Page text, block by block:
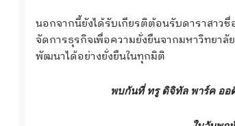
นอกจากนี้ยังได้รับเกียรติต้อนรับดาราสาว
จัดการธุรกิจเพื่อความยั่งยืนจากมหาวิทยาลั
พัฒนาได้อย่างยั่งยืนในทุกมิติ
พบกันที่ ทรู ดิจิทัล พาร์ค อ